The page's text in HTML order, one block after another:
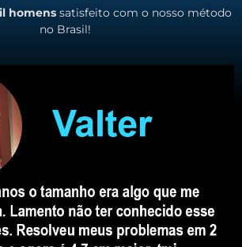
homenssatisfeito com o nosso método
no Brasil!